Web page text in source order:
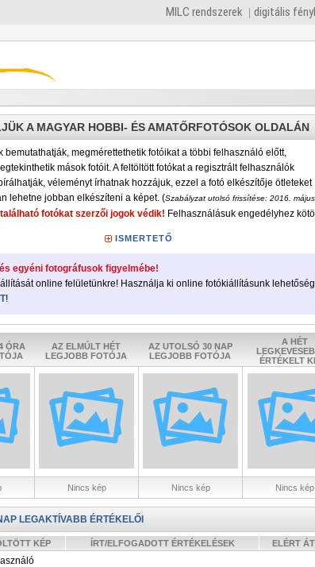
MILC rendszerek digitális
A MAGYAR HOBBI- ÉS AMATŐRFOTÓSOK OLDALÁN
bemutathatják, megmérettethetik fotóikat a többi felhasználó előtt,
mások fotóit. A feltöltött fotókat a regisztrált felhasználók
véleményt írhatnak hozzájuk, ezzel a fotó elkészítője ötleteket
lehetne jobban elkészíteni a képet. (Szabályzat utolsó frissítése: 2016. május
fotókat szerzői jogok védik! Felhasználásuk engedélyhez
ISMERTETŐ
egyéni fotográfusok figyelmébe!
online felületünkre! Használja ki online fotókiállításunk
!
ÓRA
AZ ELMÚLT HÉT
LEGJOBB FOTÓJA
AZ UTOLSÓ 30 NAP
LEGJOBB FOTÓJA
A HÉT
ÉRTÉKELT
Nincs kép Nincs kép Nincs kép
LEGAKTÍVABB ÉRTÉKELŐI
KÉP ÍRT/ELFOGADOTT ÉRTÉKELÉSEK ELÉRT